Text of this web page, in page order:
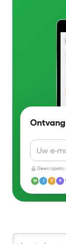
Geen spam,
M J K R